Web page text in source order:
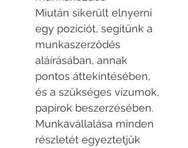
Miután sikerült elnyerni
egy pozíciót, segítünk a
munkaszerződés
aláírásában, annak
pontos áttekintésében,
és a szükséges vízumok,
papírok beszerzésében.
Munkavállalása minden
részletét egyeztetjük